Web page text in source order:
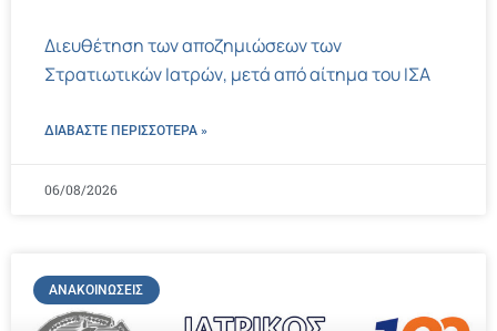
Διευθέτηση των αποζημιώσεων των
Στρατιωτικών Ιατρών, μετά από αίτημα του ΙΣΑ
ΔΙΑΒΑΣΤΕ ΠΕΡΙΣΣΌΤΕΡΑ »
06/08/2026
ΑΝΑΚΟΙΝΏΣΕΙΣ